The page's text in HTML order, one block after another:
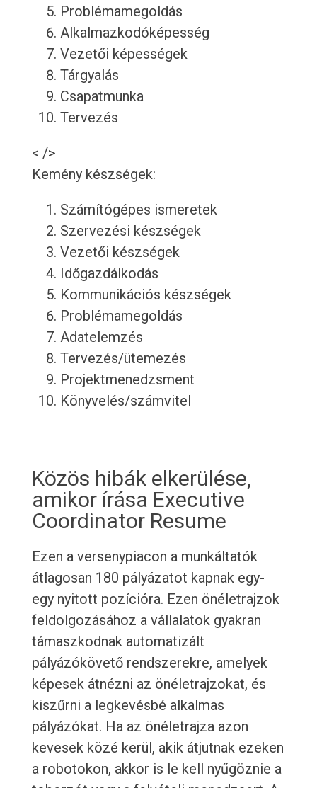
Problémamegoldás
Alkalmazkodóképesség
Vezetői képességek
Tárgyalás
Csapatmunka
Tervezés
< />
Kemény készségek:
Számítógépes ismeretek
Szervezési készségek
Vezetői készségek
Időgazdálkodás
Kommunikációs készségek
Problémamegoldás
Adatelemzés
Tervezés/ütemezés
Projektmenedzsment
Könyvelés/számvitel
Közös hibák elkerülése,
amikor írása Executive
Coordinator Resume
Ezen a versenypiacon a munkáltatók
átlagosan 180 pályázatot kapnak egy-
egy nyitott pozícióra. Ezen önéletrajzok
feldolgozásához a vállalatok gyakran
támaszkodnak automatizált
pályázókövető rendszerekre, amelyek
képesek átnézni az önéletrajzokat, és
kiszűrni a legkevésbé alkalmas
pályázókat. Ha az önéletrajza azon
kevesek közé kerül, akik átjutnak ezeken
a robotokon, akkor is le kell nyűgöznie a